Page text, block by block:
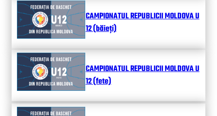
CAMPIONATUL REPUBLICII MOLDOVA U
12 (băieți)
CAMPIONATUL REPUBLICII MOLDOVA U
12 (fete)